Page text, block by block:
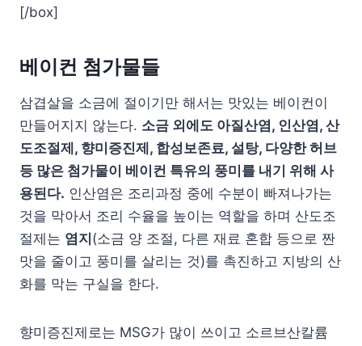
[/box]
베이컨 첨가물들
삼겹살을 소금에 절이기만 해서는 맛있는 베이컨이
만들어지지 않는다. 소금 외에도 아질산염, 인산염, 산
도조절제, 향미증진제, 합성보존료, 설탕, 다양한 허브
등 많은 첨가물이 베이컨 특유의 풍미를 내기 위해 사
용된다. 인산염은 조리과정 중에 수분이 빠져나가는
것을 막아서 조리 수율을 높이는 역할을 하며 산도조
절제는 염지 (소금 양 조절, 다른 재료 혼합 등으로 짠
맛을 줄이고 풍미를 살리는 것)를 촉진하고 지방의 산
화를 막는 구실을 한다.
향미증진제로는 MSG가 많이 쓰이고 소르브산칼륨